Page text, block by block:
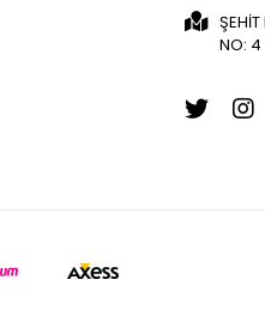
NO: 4